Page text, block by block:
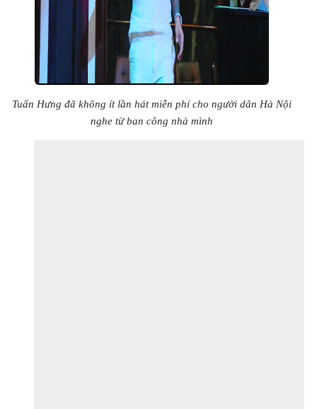
Tuấn Hưng đã không ít lần hát miễn phí cho người dân Hà Nội
nghe từ ban công nhà mình